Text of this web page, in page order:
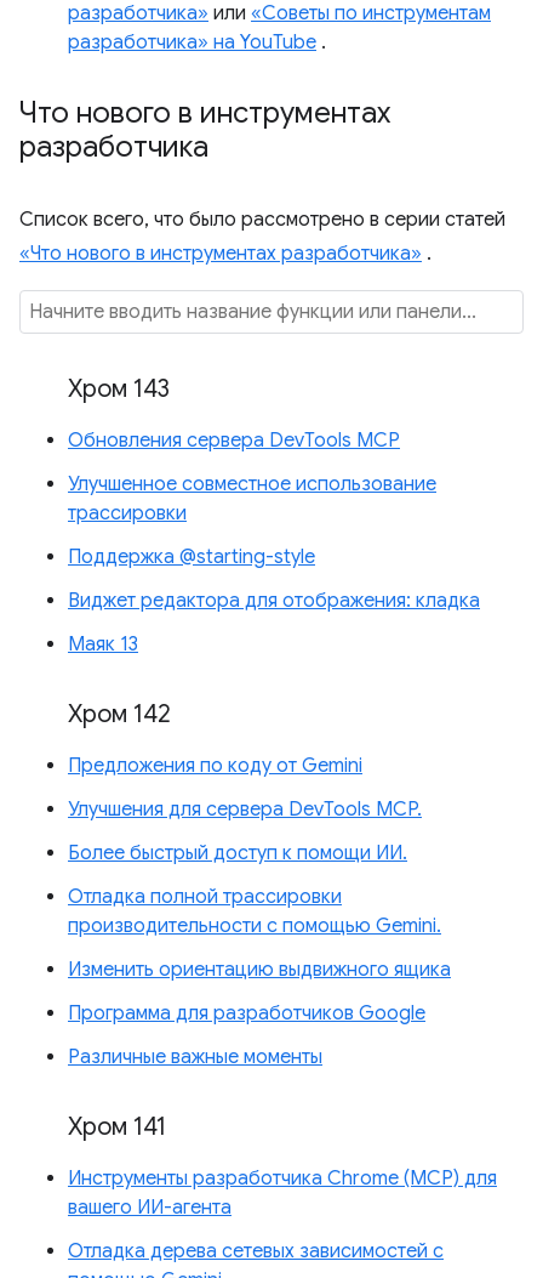
разработчика» или «Советы по инструментам
разработчика» на YouTube .
Что нового в инструментах
разработчика
Список всего, что было рассмотрено в серии статей
«Что нового в инструментах разработчика» .
Хром 143
Обновления сервера DevTools MCP
Улучшенное совместное использование
трассировки
Поддержка @starting-style
Виджет редактора для отображения: кладка
Маяк 13
Хром 142
Предложения по коду от Gemini
Улучшения для сервера DevTools MCP.
Более быстрый доступ к помощи ИИ.
Отладка полной трассировки
производительности с помощью Gemini.
Изменить ориентацию выдвижного ящика
Программа для разработчиков Google
Различные важные моменты
Хром 141
Инструменты разработчика Chrome (MCP) для
вашего ИИ-агента
Отладка дерева сетевых зависимостей с